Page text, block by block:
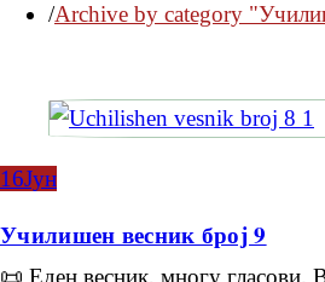
Archive by category
16Јун
Училишен весник број 9
📜 Еден весник, многу